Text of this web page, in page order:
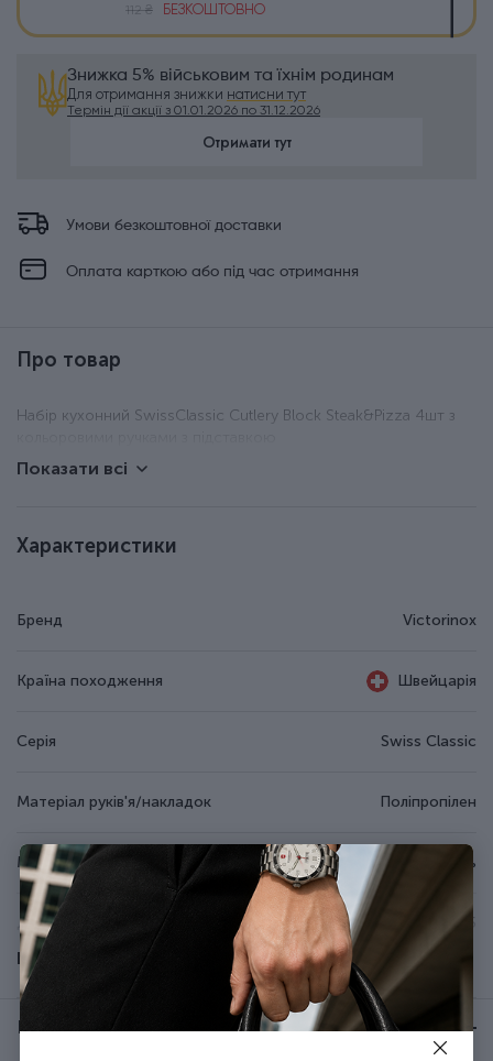
112 ₴
БЕЗКОШТОВНО
Знижка 5% військовим та їхнім родинам
Для отримання знижки натисни тут
Термін дії акції з 01.01.2026 по 31.12.2026
Отримати тут
Умови безкоштовної доставки
Оплата карткою або під час отримання
Про товар
Набір кухонний SwissClassic Cutlery Block Steak&Pizza 4шт з
Показати всі
Характеристики
Бренд Victorinox
Країна походження Швейцарія
Серія Swiss Classic
Матеріал руків'я/накладок Поліпропілен
Матеріал леза Неіржавна сталь
Довжина (см) 12.5
Група SwissClassic Set
Серійний
Показати всі
Відгуки: ★ 0 (0)